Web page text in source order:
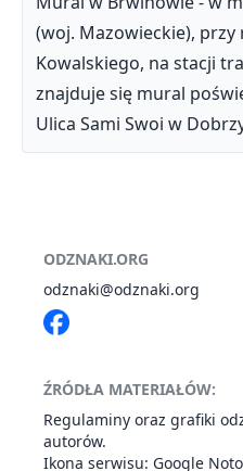
(woj. Mazowieckie), przy
Kowalskiego, na stacji
znajduje się mural
Ulica Sami Swoi w
ODZNAKI.ORG
odznaki@odznaki.org
ŹRÓDŁA MATERIAŁÓW:
Regulaminy oraz grafiki
autorów.
Ikona serwisu: Google